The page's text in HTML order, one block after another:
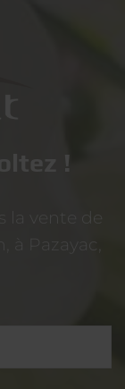
!
la vente de
à Pazayac,